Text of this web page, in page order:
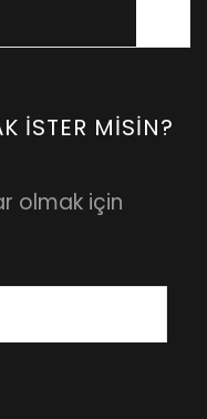
İSTER MISIN?
olmak için